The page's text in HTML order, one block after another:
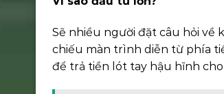
Sẽ nhiều người đặt câu hỏi về
chiếu màn trình diễn từ phía
để trả tiền lót tay hậu hĩnh